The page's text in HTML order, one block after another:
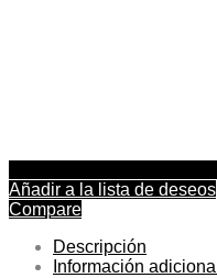
Añadir a la lista de deseos
Compare
Descripción
Información adicional